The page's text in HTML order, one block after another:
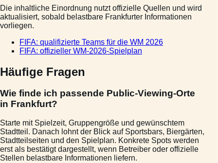
Die inhaltliche Einordnung nutzt offizielle Quellen und wird
aktualisiert, sobald belastbare Frankfurter Informationen
vorliegen.
FIFA: qualifizierte Teams für die WM 2026
FIFA: offizieller WM-2026-Spielplan
Häufige Fragen
Wie finde ich passende Public-Viewing-Orte
in Frankfurt?
Starte mit Spielzeit, Gruppengröße und gewünschtem
Stadtteil. Danach lohnt der Blick auf Sportsbars, Biergärten,
Stadtteilseiten und den Spielplan. Konkrete Spots werden
erst als bestätigt dargestellt, wenn Betreiber oder offizielle
Stellen belastbare Informationen liefern.